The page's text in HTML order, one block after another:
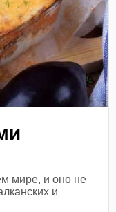
мире, и оно не
и